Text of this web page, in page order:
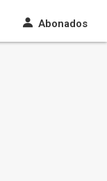
Abonados